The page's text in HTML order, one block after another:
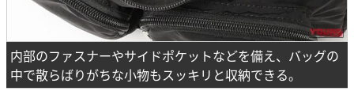
内部のファスナーやサイドポケットなどを備え、バッグの
中で散らばりがちな小物もスッキリと収納できる。